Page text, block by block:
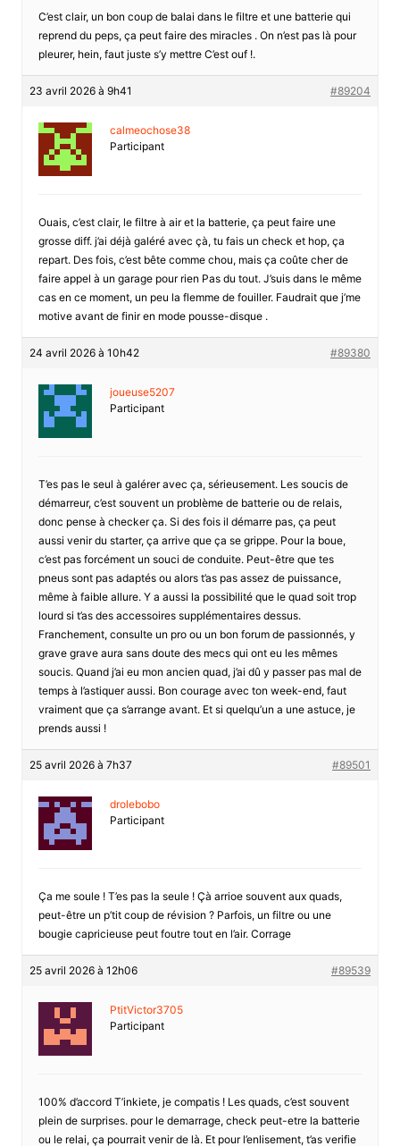
C’est clair, un bon coup de balai dans le filtre et une batterie qui
reprend du peps, ça peut faire des miracles . On n’est pas là pour
pleurer, hein, faut juste s’y mettre C’est ouf !.
23 avril 2026 à 9h41 #89204
calmeochose38
Participant
Ouais, c’est clair, le filtre à air et la batterie, ça peut faire une
grosse diff. j’ai déjà galéré avec çà, tu fais un check et hop, ça
repart. Des fois, c’est bête comme chou, mais ça coûte cher de
faire appel à un garage pour rien Pas du tout. J’suis dans le même
cas en ce moment, un peu la flemme de fouiller. Faudrait que j’me
motive avant de finir en mode pousse-disque .
24 avril 2026 à 10h42 #89380
joueuse5207
Participant
T’es pas le seul à galérer avec ça, sérieusement. Les soucis de
démarreur, c’est souvent un problème de batterie ou de relais,
donc pense à checker ça. Si des fois il démarre pas, ça peut
aussi venir du starter, ça arrive que ça se grippe. Pour la boue,
c’est pas forcément un souci de conduite. Peut-être que tes
pneus sont pas adaptés ou alors t’as pas assez de puissance,
même à faible allure. Y a aussi la possibilité que le quad soit trop
lourd si t’as des accessoires supplémentaires dessus.
Franchement, consulte un pro ou un bon forum de passionnés, y
grave grave aura sans doute des mecs qui ont eu les mêmes
soucis. Quand j’ai eu mon ancien quad, j’ai dû y passer pas mal de
temps à l’astiquer aussi. Bon courage avec ton week-end, faut
vraiment que ça s’arrange avant. Et si quelqu’un a une astuce, je
prends aussi !
25 avril 2026 à 7h37 #89501
drolebobo
Participant
Ça me soule ! T’es pas la seule ! Çà arrioe souvent aux quads,
peut-être un p’tit coup de révision ? Parfois, un filtre ou une
bougie capricieuse peut foutre tout en l’air. Corrage
25 avril 2026 à 12h06 #89539
PtitVictor3705
Participant
100% d’accord T’inkiete, je compatis ! Les quads, c’est souvent
plein de surprises. pour le demarrage, check peut-etre la batterie
ou le relai, ça pourrait venir de là. Et pour l’enlisement, t’as verifie